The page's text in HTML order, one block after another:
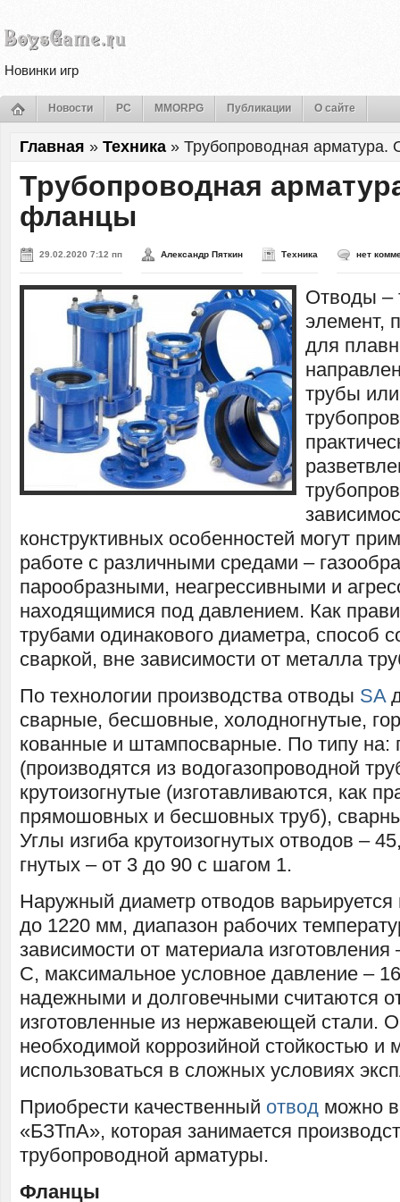
Новинки игр
Новости PC MMORPG Публикации О сайте
Главная » Техника » Трубопроводная
Трубопроводная
фланцы
29.02.2020 7:12 пп Александр Пяткин Техника нет
Отводы –
элемент,
для
трубы
конструктивных особенностей могут
работе с различными средами –
парообразными, неагрессивными и
находящимися под давлением. Как
трубами одинакового диаметра, способ
сваркой, вне зависимости от металла
По технологии производства отводы SA
сварные, бесшовные, холодногнутые,
кованные и штампосварные. По типу на:
(производятся из водогазопроводной
крутоизогнутые (изготавливаются, как
прямошовных и бесшовных труб),
Углы изгиба крутоизогнутых отводов –
гнутых – от 3 до 90 с шагом 1.
Наружный диаметр отводов варьируется
до 1220 мм, диапазон рабочих
зависимости от материала
C, максимальное условное давление –
надежными и долговечными считаются
изготовленные из нержавеющей стали.
необходимой коррозийной стойкостью и
использоваться в сложных условиях
Приобрести качественный отвод можно
«БЗТпА», которая занимается
трубопроводной арматуры.
Фланцы